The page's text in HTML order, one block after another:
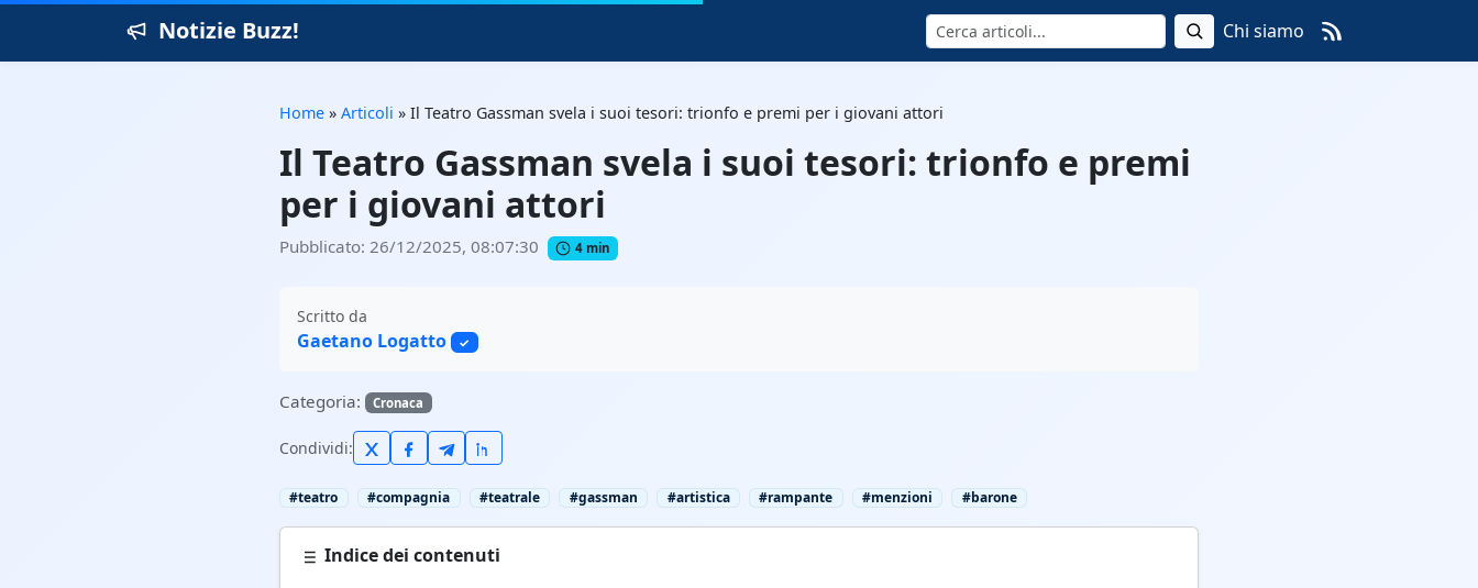
Notizie Buzz! Cerca Chi siamo
Home » Articoli » Il Teatro Gassman svela i suoi tesori: trionfo e premi per i giovani attori
Il Teatro Gassman svela i suoi tesori: trionfo e premi
per i giovani attori
Pubblicato: 26/12/2025, 08:07:30 4 min
Scritto da
Gaetano Logatto ✓
Categoria: Cronaca
Condividi:
#teatro #compagnia #teatrale #gassman #artistica #rampante #menzioni #barone
Indice dei contenuti